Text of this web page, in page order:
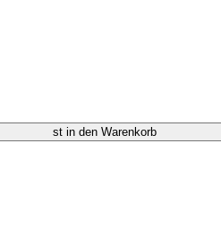
st in den Warenkorb